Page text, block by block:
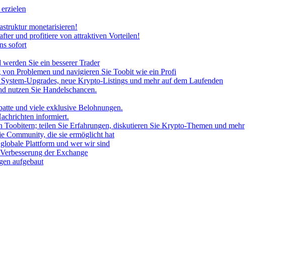
monetarisieren!
und profitiere von attraktiven Vorteilen!
sofort
Sie ein besserer Trader
Problemen und navigieren Sie Toobit wie ein Profi
Upgrades, neue Krypto-Listings und mehr auf dem Laufenden
nutzen Sie Handelschancen.
und viele exklusive Belohnungen.
informiert.
Toobitern; teilen Sie Erfahrungen, diskutieren Sie Krypto-Themen und mehr
Community, die sie ermöglicht hat
Plattform und wer wir sind
der Exchange
aufgebaut